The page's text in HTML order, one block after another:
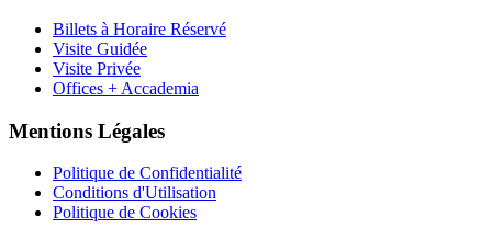
Billets à Horaire Réservé
Visite Guidée
Visite Privée
Offices + Accademia
Mentions Légales
Politique de Confidentialité
Conditions d'Utilisation
Politique de Cookies